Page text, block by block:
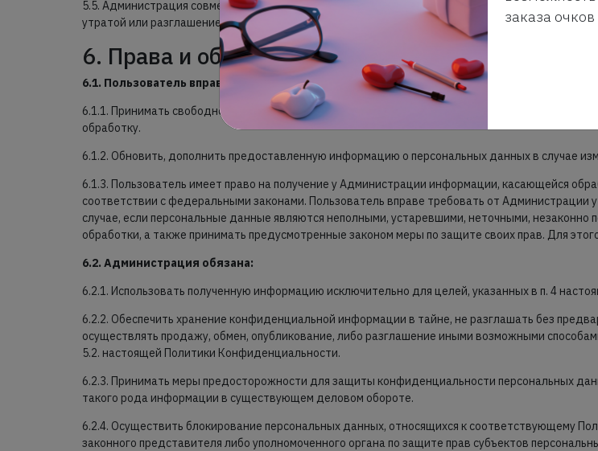
5.5. Администрация совместно с Пользователем принимает все необходимые меры по
утратой или разглашением персональных данных Пользователя.
6. Права и обязанности сторон
6.1. Пользователь вправе:
6.1.1. Принимать свободное решение о предоставлении своих персональных данных,
обработку.
6.1.2. Обновить, дополнить предоставленную информацию о персональных данных в случае
6.1.3. Пользователь имеет право на получение у Администрации информации, касающейся
соответствии с федеральными законами. Пользователь вправе требовать от Администрации
случае, если персональные данные являются неполными, устаревшими, неточными,
обработки, а также принимать предусмотренные законом меры по защите своих прав. Для
6.2. Администрация обязана:
6.2.1. Использовать полученную информацию исключительно для целей, указанных в п. 4
6.2.2. Обеспечить хранение конфиденциальной информации в тайне, не разглашать без
осуществлять продажу, обмен, опубликование, либо разглашение иными возможными
5.2. настоящей Политики Конфиденциальности.
6.2.3. Принимать меры предосторожности для защиты конфиденциальности персональных
такого рода информации в существующем деловом обороте.
6.2.4. Осуществить блокирование персональных данных, относящихся к соответствующему
законного представителя либо уполномоченного органа по защите прав субъектов
заказа очков